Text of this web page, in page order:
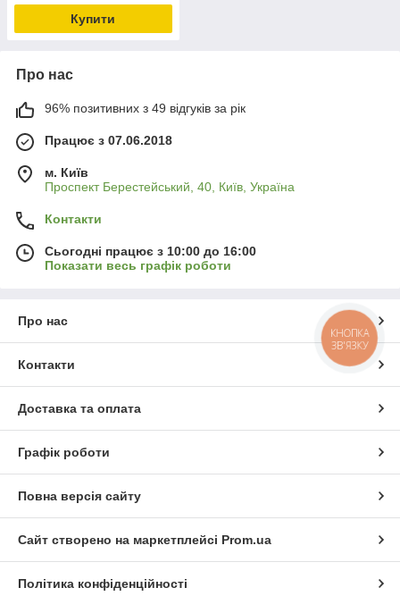
Купити
Про нас
96% позитивних з 49 відгуків за рік
Працює з 07.06.2018
м. Київ
Проспект Берестейський, 40, Київ, Україна
Контакти
Сьогодні працює з 10:00 до 16:00
Показати весь графік роботи
Про нас
Контакти
Доставка та оплата
Графік роботи
Повна версія сайту
Сайт створено на маркетплейсі Prom.ua
Політика конфіденційності
КНОПКА
ЗВ'ЯЗКУ